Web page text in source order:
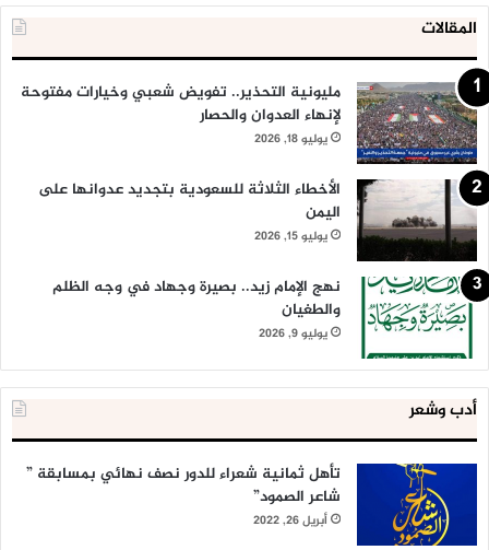
المقالات
مليونية التحذير.. تفويض شعبي وخيارات مفتوحة
لإنهاء العدوان والحصار
يوليو 18, 2026
الأخطاء الثلاثة للسعودية بتجديد عدوانها على
اليمن
يوليو 15, 2026
نهج الإمام زيد.. بصيرة وجهاد في وجه الظلم
والطغيان
يوليو 9, 2026
أدب وشعر
تأهل ثمانية شعراء للدور نصف نهائي بمسابقة ”
شاعر الصمود”
أبريل 26, 2022